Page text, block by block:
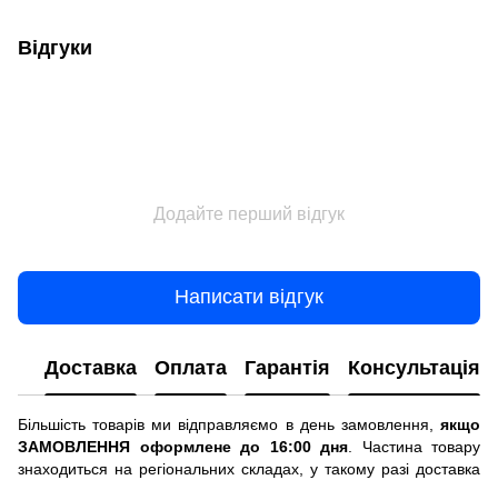
Відгуки
Додайте перший відгук
Написати відгук
Доставка Оплата Гарантія Консультація
Більшість товарів ми відправляємо в день замовлення, якщо
ЗАМОВЛЕННЯ оформлене до 16:00 дня . Частина товару
знаходиться на регіональних складах, у такому разі доставка